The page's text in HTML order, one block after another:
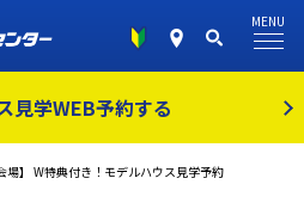
見学WEB予約する
MENU
場】 W特典付き！モデルハウス見学予約